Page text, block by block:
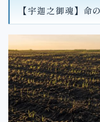
【宇迦之御魂】命